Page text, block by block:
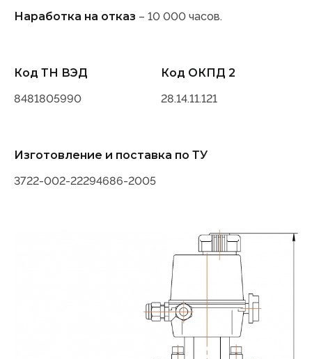
Наработка на отказ – 10 000 часов.
Код ТН ВЭД
8481805990
Код ОКПД 2
28.14.11.121
Изготовление и поставка по ТУ
3722-002-22294686-2005